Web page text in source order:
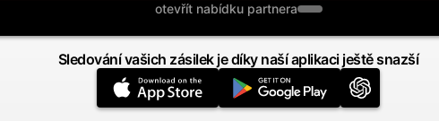
otevřít nabídku partnera
Sledování vašich zásilek je díky naší aplikaci ještě snazší